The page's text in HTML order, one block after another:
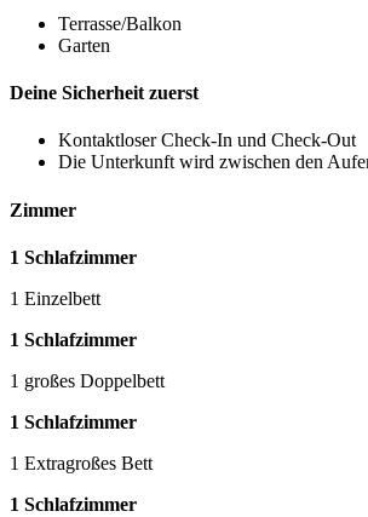
Terrasse/Balkon
Garten
Deine Sicherheit zuerst
Kontaktloser Check-In und Check-Out
Die Unterkunft wird zwischen den
Zimmer
1 Schlafzimmer
1 Einzelbett
1 Schlafzimmer
1 großes Doppelbett
1 Schlafzimmer
1 Extragroßes Bett
1 Schlafzimmer